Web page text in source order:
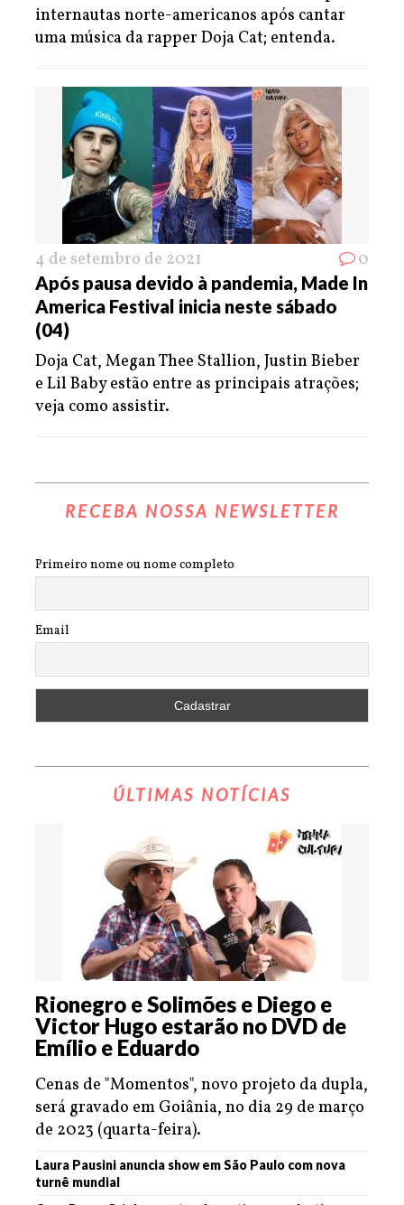
internautas norte-americanos após cantar
uma música da rapper Doja Cat; entenda.
4 de setembro de 2021 0
Após pausa devido à pandemia, Made In
America Festival inicia neste sábado
(04)
Doja Cat, Megan Thee Stallion, Justin Bieber
e Lil Baby estão entre as principais atrações;
veja como assistir.
RECEBA NOSSA NEWSLETTER
Primeiro nome ou nome completo
Email
ÚLTIMAS NOTÍCIAS
Rionegro e Solimões e Diego e
Victor Hugo estarão no DVD de
Emílio e Eduardo
Cenas de "Momentos", novo projeto da dupla,
será gravado em Goiânia, no dia 29 de março
de 2023 (quarta-feira).
Laura Pausini anuncia show em São Paulo com nova
turnê mundial